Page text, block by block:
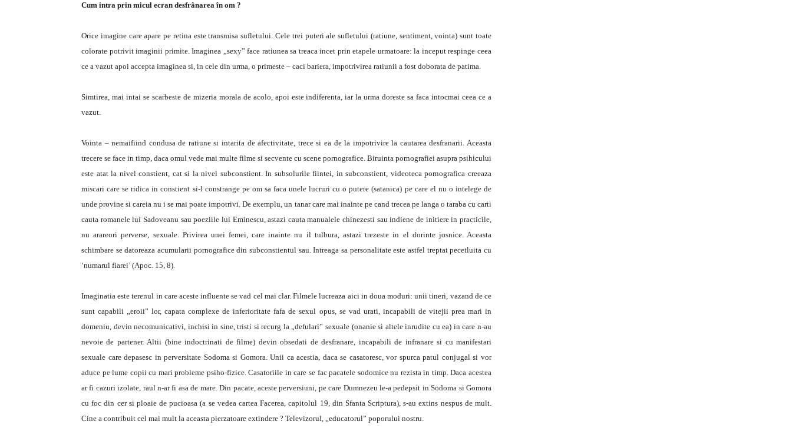
Cum intra prin micul ecran desfrânarea în om ?
Orice imagine care apare pe retina este transmisa sufletului. Cele trei puteri ale sufletului (ratiune, sentiment, vointa) sunt toate
colorate potrivit imaginii primite. Imaginea „sexy” face ratiunea sa treaca incet prin etapele urmatoare: la inceput respinge ceea
ce a vazut apoi accepta imaginea si, in cele din urma, o primeste – caci bariera, impotrivirea ratiunii a fost doborata de patima.
Simtirea, mai intai se scarbeste de mizeria morala de acolo, apoi este indiferenta, iar la urma doreste sa faca intocmai ceea ce a
vazut.
Vointa – nemaifiind condusa de ratiune si intarita de afectivitate, trece si ea de la impotrivire la cautarea desfranarii. Aceasta
trecere se face in timp, daca omul vede mai multe filme si secvente cu scene pornografice. Biruinta pornografiei asupra psihicului
este atat la nivel constient, cat si la nivel subconstient. In subsolurile fiintei, in subconstient, videoteca pornografica creeaza
miscari care se ridica in constient si-l constrange pe om sa faca unele lucruri cu o putere (satanica) pe care el nu o intelege de
unde provine si careia nu i se mai poate impotrivi. De exemplu, un tanar care mai inainte pe cand trecea pe langa o taraba cu carti
cauta romanele lui Sadoveanu sau poeziile lui Eminescu, astazi cauta manualele chinezesti sau indiene de initiere in practicile,
nu arareori perverse, sexuale. Privirea unei femei, care inainte nu il tulbura, astazi trezeste in el dorinte josnice. Aceasta
schimbare se datoreaza acumularii pornografice din subconstientul sau. Intreaga sa personalitate este astfel treptat pecetluita cu
‘numarul fiarei’ (Apoc. 15, 8).
Imaginatia este terenul in care aceste influente se vad cel mai clar. Filmele lucreaza aici in doua moduri: unii tineri, vazand de ce
sunt capabili „eroii” lor, capata complexe de inferioritate fafa de sexul opus, se vad urati, incapabili de vitejii prea mari in
domeniu, devin necomunicativi, inchisi in sine, tristi si recurg la „defulari” sexuale (onanie si altele inrudite cu ea) in care n-au
nevoie de partener. Altii (bine indoctrinati de filme) devin obsedati de desfranare, incapabili de infranare si cu manifestari
sexuale care depasesc in perversitate Sodoma si Gomora. Unii ca acestia, daca se casatoresc, vor spurca patul conjugal si vor
aduce pe lume copii cu mari probleme psiho-fizice. Casatoriile in care se fac pacatele sodomice nu rezista in timp. Daca acestea
ar fi cazuri izolate, raul n-ar fi asa de mare. Din pacate, aceste perversiuni, pe care Dumnezeu le-a pedepsit in Sodoma si Gomora
cu foc din cer si ploaie de pucioasa (a se vedea cartea Facerea, capitolul 19, din Sfanta Scriptura), s-au extins nespus de mult.
Cine a contribuit cel mai mult la aceasta pierzatoare extindere ? Televizorul, „educatorul” poporului nostru.